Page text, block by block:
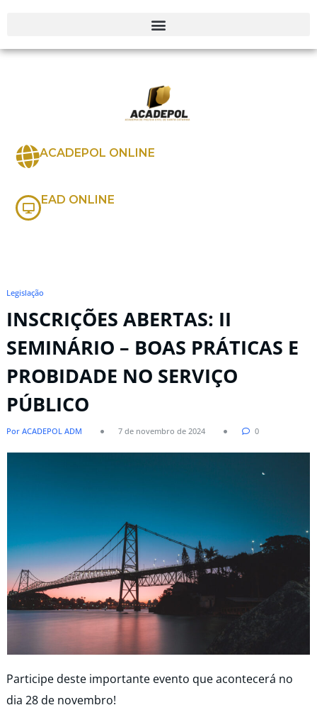
ACADEPOL ONLINE
EAD ONLINE
Legislação
INSCRIÇÕES ABERTAS: II
SEMINÁRIO – BOAS PRÁTICAS E
PROBIDADE NO SERVIÇO
PÚBLICO
Por ACADEPOL ADM 7 de novembro de 2024 0
Participe deste importante evento que acontecerá no
dia 28 de novembro!